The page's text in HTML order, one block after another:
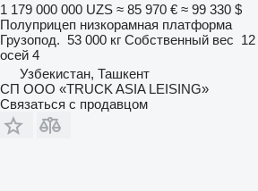
1 179 000 000 UZS ≈ 85 970 € ≈ 99 330 $
Полуприцеп низкорамная платформа
Грузопод. 53 000 кг Собственный вес 12
осей 4
Узбекистан, Ташкент
СП ООО «TRUCK ASIA LEISING»
Связаться с продавцом